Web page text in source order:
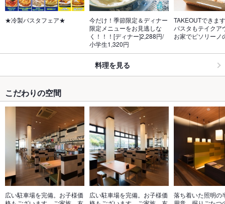
★冷製パスタフェア★
今だけ！季節限定＆ディナー
限定メニューをお見逃しな
く！！！[ディナー]2,288円/
小学生1,320円
TAKEOUTできま
パスタもテイクア
お家でピソリー
料理を見る
こだわりの空間
広い駐車場を完備。お子様価
広い駐車場を完備。お子様価
落ち着いた照明の